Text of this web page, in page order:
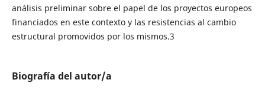
análisis preliminar sobre el papel de los proyectos europeos
financiados en este contexto y las resistencias al cambio
estructural promovidos por los mismos.3
Biografía del autor/a